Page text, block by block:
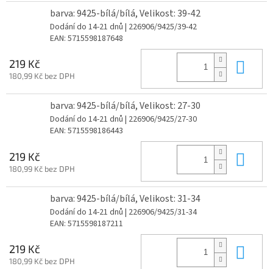
barva: 9425-bílá/bílá, Velikost: 39-42
Dodání do 14-21 dnů | 226906/9425/39-42
EAN: 5715598187648
219 Kč
180,99 Kč bez DPH
barva: 9425-bílá/bílá, Velikost: 27-30
Dodání do 14-21 dnů | 226906/9425/27-30
EAN: 5715598186443
219 Kč
180,99 Kč bez DPH
barva: 9425-bílá/bílá, Velikost: 31-34
Dodání do 14-21 dnů | 226906/9425/31-34
EAN: 5715598187211
219 Kč
180,99 Kč bez DPH